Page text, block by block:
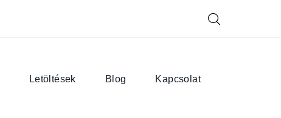
Letöltések Blog Kapcsolat